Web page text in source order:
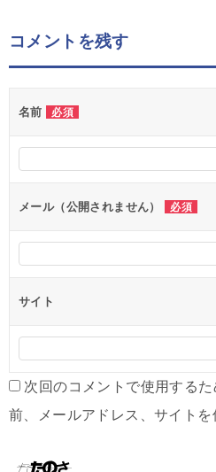
ナ
ビ
ー
シ
ン
コメントを残す
名前 必須
メール（公開されません） 必須
サイト
次回のコメントで使用する
前、メールアドレス、サイトを